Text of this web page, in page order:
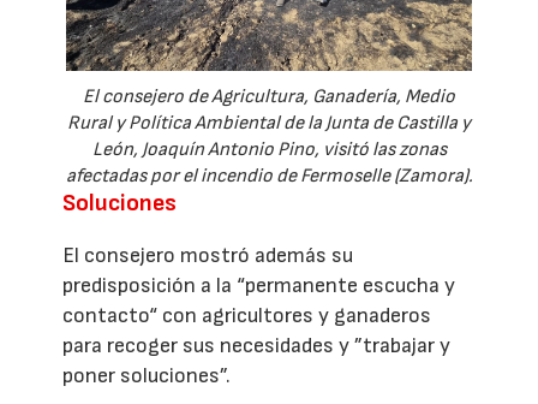
El consejero de Agricultura, Ganadería, Medio
Rural y Política Ambiental de la Junta de Castilla y
León, Joaquín Antonio Pino, visitó las zonas
afectadas por el incendio de Fermoselle (Zamora).
Soluciones
El consejero mostró además su
predisposición a la “permanente escucha y
contacto“ con agricultores y ganaderos
para recoger sus necesidades y ”trabajar y
poner soluciones”.